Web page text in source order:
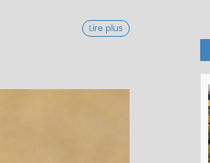
Lire plus